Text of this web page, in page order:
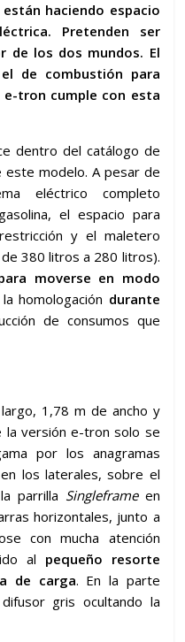
haciendo espacio
Pretenden ser
de los dos mundos. El
de combustión para
e-tron cumple con esta
dentro del catálogo de
este modelo. A pesar de
eléctrico completo
el espacio para
y el maletero
380 litros a 280 litros).
moverse en modo
homologación durante
de consumos que
1,78 m de ancho y
la versión e-tron solo se
por los anagramas
los laterales, sobre el
parrilla Singleframeen
horizontales, junto a
con mucha atención
al pequeño resorte
de carga. En la parte
gris ocultando la